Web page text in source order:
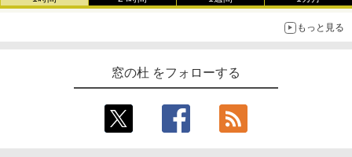
もっと見る
窓の杜 をフォローする